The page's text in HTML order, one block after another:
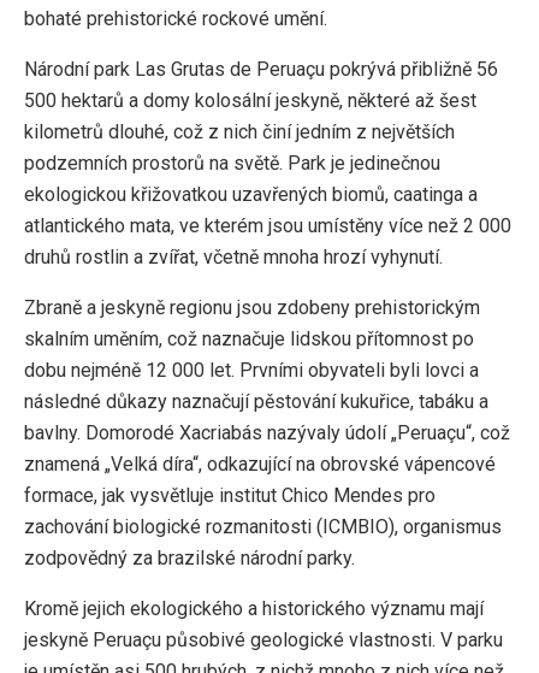
bohaté prehistorické rockové umění.
Národní park Las Grutas de Peruaçu pokrývá přibližně 56
500 hektarů a domy kolosální jeskyně, některé až šest
kilometrů dlouhé, což z nich činí jedním z největších
podzemních prostorů na světě. Park je jedinečnou
ekologickou křižovatkou uzavřených biomů, caatinga a
atlantického mata, ve kterém jsou umístěny více než 2 000
druhů rostlin a zvířat, včetně mnoha hrozí vyhynutí.
Zbraně a jeskyně regionu jsou zdobeny prehistorickým
skalním uměním, což naznačuje lidskou přítomnost po
dobu nejméně 12 000 let. Prvními obyvateli byli lovci a
následné důkazy naznačují pěstování kukuřice, tabáku a
bavlny. Domorodé Xacriabás nazývaly údolí „Peruaçu“, což
znamená „Velká díra“, odkazující na obrovské vápencové
formace, jak vysvětluje institut Chico Mendes pro
zachování biologické rozmanitosti (ICMBIO), organismus
zodpovědný za brazilské národní parky.
Kromě jejich ekologického a historického významu mají
jeskyně Peruaçu působivé geologické vlastnosti. V parku